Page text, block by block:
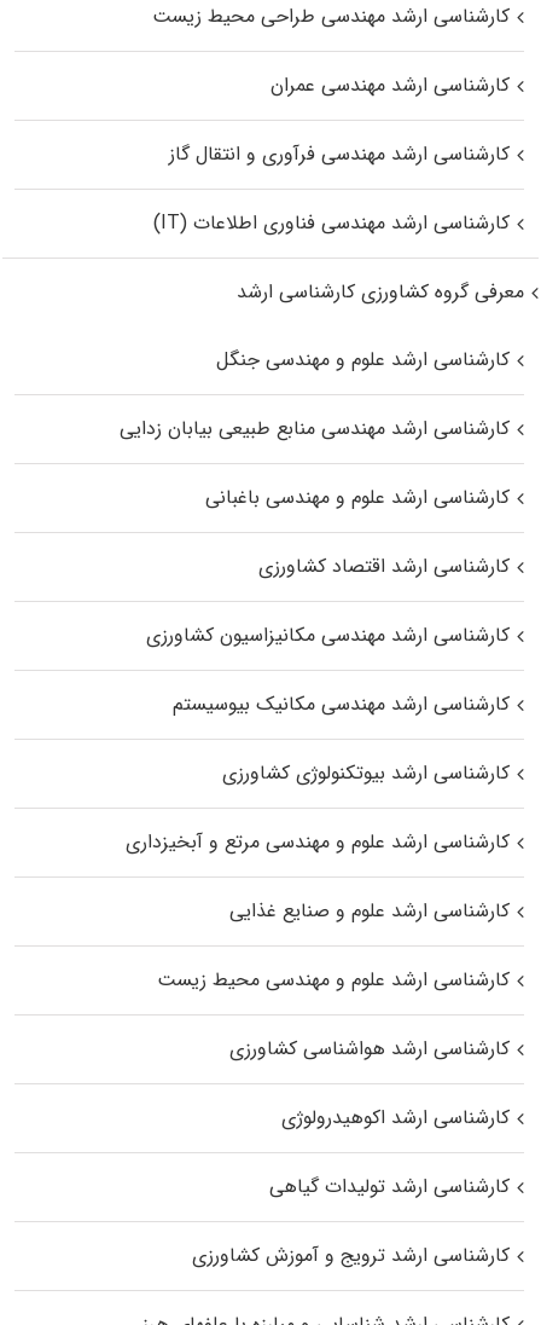
کارشناسی ارشد مهندسی طراحی محیط زیست
کارشناسی ارشد مهندسی عمران
کارشناسی ارشد مهندسی فرآوری و انتقال گاز
کارشناسی ارشد مهندسی فناوری اطلاعات (IT)
معرفی گروه کشاورزی کارشناسی ارشد
کارشناسی ارشد علوم و مهندسی جنگل
کارشناسی ارشد مهندسی منابع طبیعی بیابان زدایی
کارشناسی ارشد علوم و مهندسی باغبانی
کارشناسی ارشد اقتصاد کشاورزی
کارشناسی ارشد مهندسی مکانیزاسیون کشاورزی
کارشناسی ارشد مهندسی مکانیک بیوسیستم
کارشناسی ارشد بیوتکنولوژی کشاورزی
کارشناسی ارشد علوم و مهندسی مرتع و آبخیزداری
کارشناسی ارشد علوم و صنایع غذایی
کارشناسی ارشد علوم و مهندسی محیط زیست
کارشناسی ارشد هواشناسی کشاورزی
کارشناسی ارشد اکوهیدرولوژی
کارشناسی ارشد تولیدات گیاهی
کارشناسی ارشد ترویج و آموزش کشاورزی